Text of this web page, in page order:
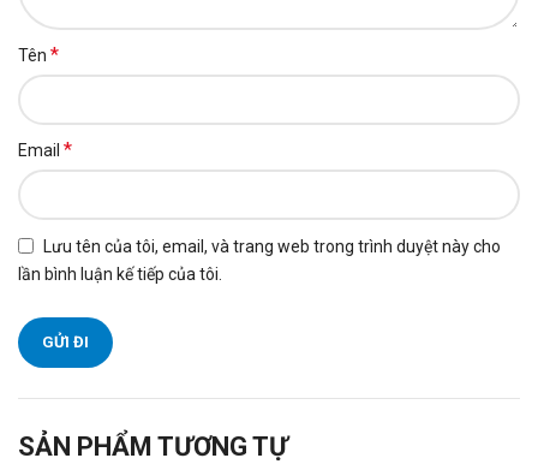
Tên *
Email *
Lưu tên của tôi, email, và trang web trong trình duyệt này cho
lần bình luận kế tiếp của tôi.
SẢN PHẨM TƯƠNG TỰ